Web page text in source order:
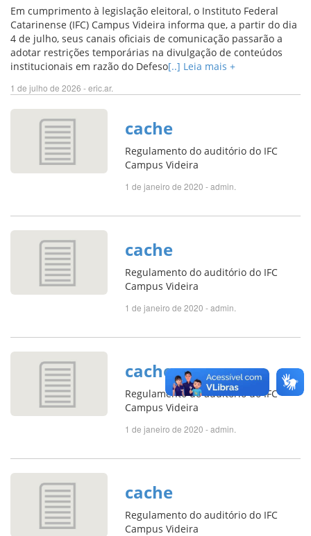
Em cumprimento à legislação eleitoral, o Instituto Federal
Catarinense (IFC) Campus Videira informa que, a partir do dia
4 de julho, seus canais oficiais de comunicação passarão a
adotar restrições temporárias na divulgação de conteúdos
institucionais em razão do Defeso[..] Leia mais +
1 de julho de 2026 - eric.ar.
cache
Regulamento do auditório do IFC
Campus Videira
1 de janeiro de 2020 - admin.
cache
Regulamento do auditório do IFC
Campus Videira
1 de janeiro de 2020 - admin.
cache
Regulamento do auditório do IFC
Campus Videira
1 de janeiro de 2020 - admin.
cache
Regulamento do auditório do IFC
Campus Videira